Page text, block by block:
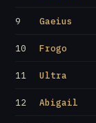
9 Gaeius
10 Frogo
11 Ultra
12 Abigail